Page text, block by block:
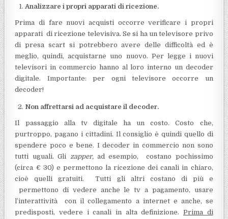
Analizzare i propri apparati di ricezione.
Prima di fare nuovi acquisti occorre verificare i propri
apparati di ricezione televisiva. Se si ha un televisore privo
di presa scart si potrebbero avere delle difficoltà ed è
meglio, quindi, acquistarne uno nuovo. Per legge i nuovi
televisori in commercio hanno al loro interno un decoder
digitale. Importante: per ogni televisore occorre un
decoder!
Non affrettarsi ad acquistare il decoder.
Il passaggio alla tv digitale ha un costo. Costo che,
purtroppo, pagano i cittadini. Il consiglio è quindi quello di
spendere poco e bene. I decoder in commercio non sono
tutti uguali. Gli zapper,ad esempio, costano pochissimo
(circa € 30) e permettono la ricezione dei canali in chiaro,
cioè quelli gratuiti. Tutti gli altri costano di più e
permettono di vedere anche le tv a pagamento, usare
l’interattività con il collegamento a internet e anche, se
predisposti, vedere i canali in alta definizione. Prima di